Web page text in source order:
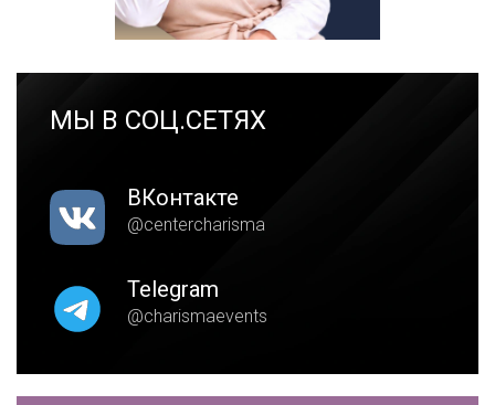
МЫ В СОЦ.СЕТЯХ
ВКонтакте
@centercharisma
Telegram
@charismaevents